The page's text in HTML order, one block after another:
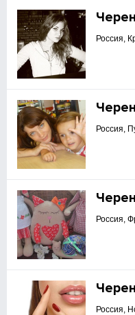
Россия,
Россия,
Россия,
Россия,